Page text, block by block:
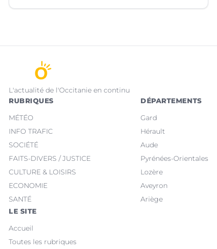
L'actualité de l'Occitanie en continu
RUBRIQUES
MÉTÉO
INFO TRAFIC
SOCIÉTÉ
FAITS-DIVERS / JUSTICE
CULTURE & LOISIRS
ECONOMIE
SANTÉ
DÉPARTEMENTS
Gard
Hérault
Aude
Pyrénées-Orientales
Lozère
Aveyron
Ariège
LE SITE
Accueil
Toutes les rubriques